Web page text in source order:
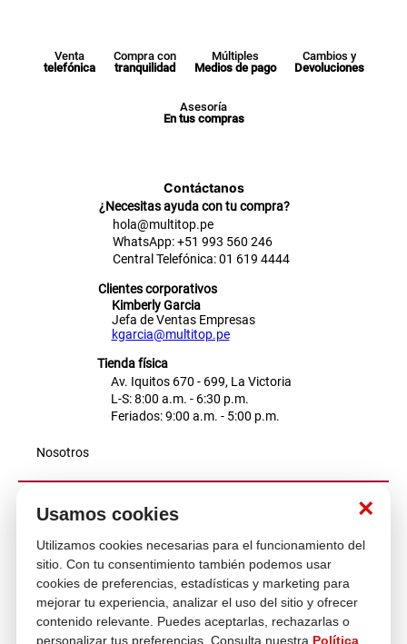
×
Usamos cookies
Utilizamos cookies necesarias para el funcionamiento del
sitio. Con tu consentimiento también podemos usar
cookies de preferencias, estadísticas y marketing para
mejorar tu experiencia, analizar el uso del sitio y ofrecer
contenido relevante. Puedes aceptarlas, rechazarlas o
personalizar tus preferencias. Consulta nuestra Política
Venta
telefónica
Compra con
tranquilidad
Múltiples
Medios de pago
Cambios y
Devoluciones
Asesoría
En tus compras
Contáctanos
¿Necesitas ayuda con tu compra?
hola@multitop.pe
WhatsApp: +51 993 560 246
Central Telefónica: 01 619 4444
Clientes corporativos
Kimberly Garcia
Jefa de Ventas Empresas
kgarcia@multitop.pe
Tienda física
Av. Iquitos 670 - 699, La Victoria
L-S: 8:00 a.m. - 6:30 p.m.
Feriados: 9:00 a.m. - 5:00 p.m.
Nosotros
Atención al cliente
Descubre más